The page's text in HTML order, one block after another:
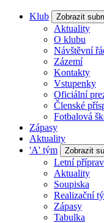
Klub Zobrazit
Aktuality
O klubu
Návštěvní
Zázemí
Kontakty
Vstupenky
Oficiální
Členské
Fotbalová
Zápasy
Aktuality
'A' tým
Zobrazit
Letní
Aktuality
Soupiska
Realizační
Zápasy
Tabulka